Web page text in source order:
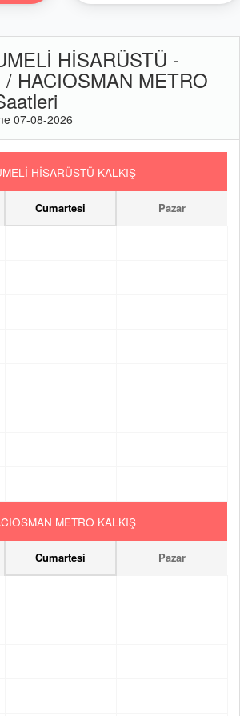
HİSARÜSTÜ -
/ HACIOSMAN METRO
07-08-2026
HİSARÜSTÜ KALKIŞ
Cumartesi Pazar
METRO KALKIŞ
Cumartesi Pazar